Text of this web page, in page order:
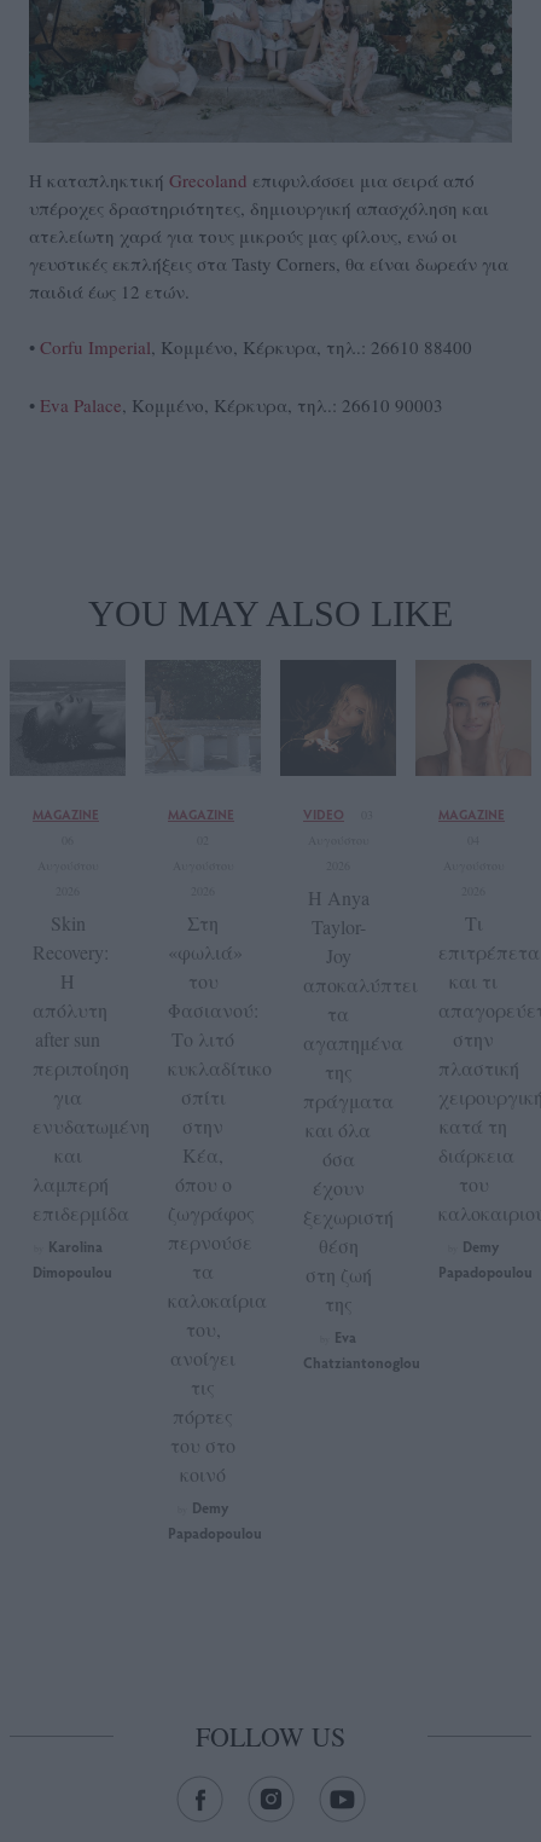
Η καταπληκτική Grecoland επιφυλάσσει μια σειρά από
υπέροχες δραστηριότητες, δημιουργική απασχόληση και
ατελείωτη χαρά για τους μικρούς μας φίλους, ενώ οι
γευστικές εκπλήξεις στα Tasty Corners, θα είναι δωρεάν για
παιδιά έως 12 ετών.
• Corfu Imperial , Κομμένο, Κέρκυρα, τηλ.: 26610 88400
• Eva Palace , Κομμένο, Κέρκυρα, τηλ.: 26610 90003
YOU MAY ALSO LIKE
MAGAZINE
Skin
Recovery:
Η
απόλυτη
after sun
περιποίηση
για
ενυδατωμένη
και
λαμπερή
επιδερμίδα
Karolina
Dimopoulou
MAGAZINE
Στη
«φωλιά»
του
Φασιανού:
Το λιτό
κυκλαδίτικο
σπίτι
στην
Κέα,
όπου ο
ζωγράφος
περνούσε
τα
καλοκαίρια
του,
ανοίγει
τις
πόρτες
του στο
κοινό
Demy
Papadopoulou
VIDEO
Η Anya
Taylor-
Joy
αποκαλύπτει
τα
αγαπημένα
της
πράγματα
και όλα
όσα
έχουν
ξεχωριστή
θέση
στη ζωή
της
Eva
Chatziantonoglou
MAGAZINE
Tι
και τι
στην
πλαστική
κατά τη
διάρκεια
του
Demy
Papadopoulou
FOLLOW US